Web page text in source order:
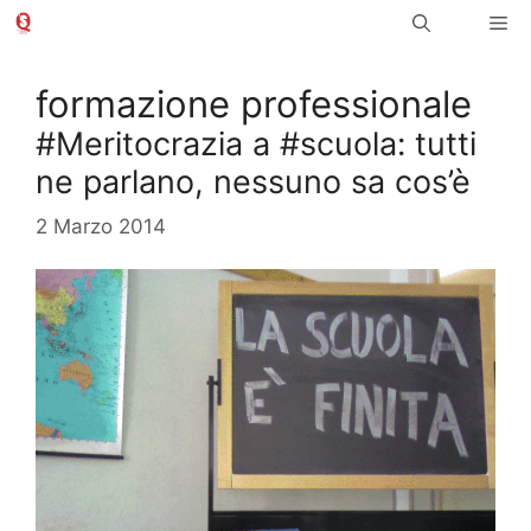
Vai
formazione professionale
#Meritocrazia a #scuola: tutti
ne parlano, nessuno sa cos’è
2 Marzo 2014